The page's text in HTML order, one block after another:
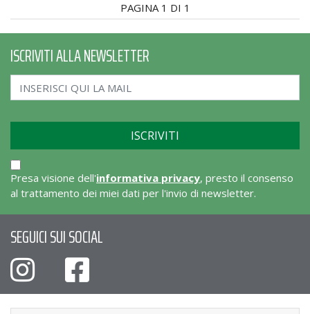
PAGINA 1 DI 1
ISCRIVITI ALLA NEWSLETTER
Presa visione dell'informativa privacy, presto il consenso
al trattamento dei miei dati per l'invio di newsletter.
SEGUICI SUI SOCIAL